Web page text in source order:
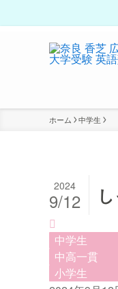
ホーム 中学生
2024
9/12
中学生
中高一貫
小学生